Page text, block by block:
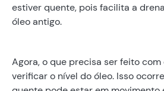
estiver quente, pois facilita a
óleo antigo.
Agora, o que precisa ser feito
verificar o nível do óleo. Isso